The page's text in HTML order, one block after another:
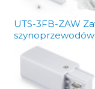
UTS-3FB-ZAW
szynoprzewodów